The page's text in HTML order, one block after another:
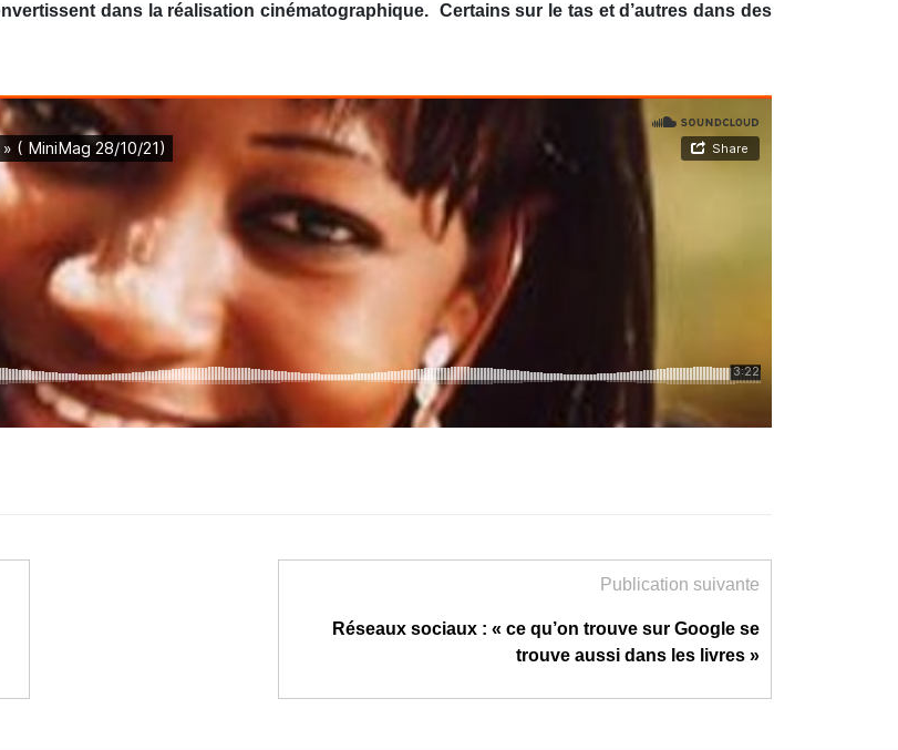
dans la réalisation cinématographique. Certains sur le tas et d’autres dans des
Publication suivante
Réseaux sociaux : « ce qu’on trouve sur Google se
trouve aussi dans les livres »